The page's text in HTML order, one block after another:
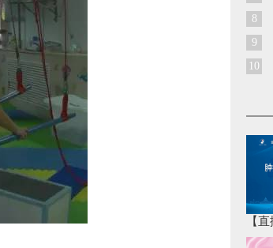
8
9
10